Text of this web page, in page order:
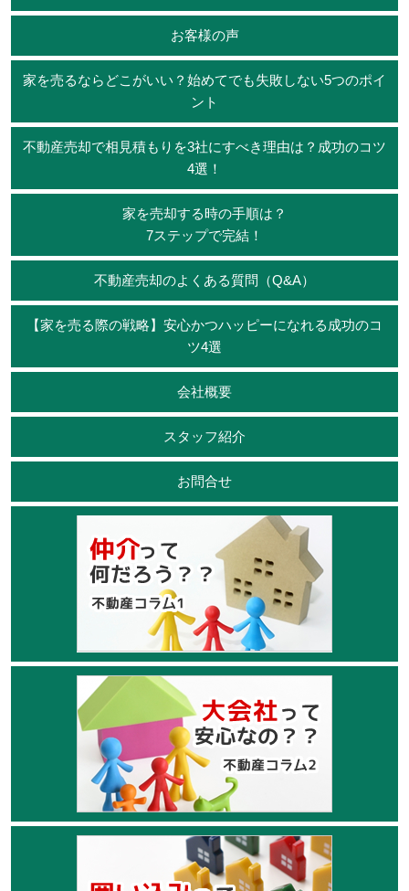
お客様の声
家を売るならどこがいい？始めてでも失敗しない5つのポイ
ント
不動産売却で相見積もりを3社にすべき理由は？成功のコツ
4選！
家を売却する時の手順は？
7ステップで完結！
不動産売却のよくある質問（Q&A）
【家を売る際の戦略】安心かつハッピーになれる成功のコ
ツ4選
会社概要
スタッフ紹介
お問合せ